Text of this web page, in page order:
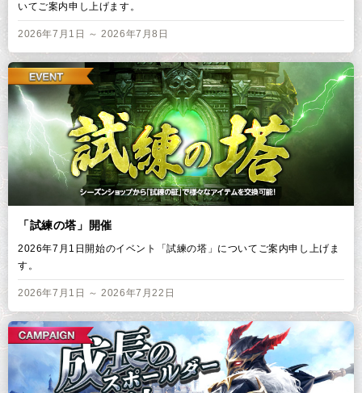
いてご案内申し上げます。
2026年7月1日 ～ 2026年7月8日
「試練の塔」開催
2026年7月1日開始のイベント「試練の塔」についてご案内申し上げま
す。
2026年7月1日 ～ 2026年7月22日